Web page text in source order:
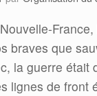
France,
braves que
la guerre était
lignes de front